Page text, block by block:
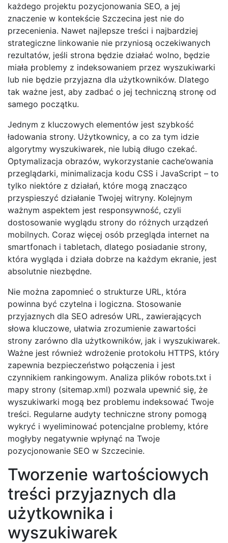
każdego projektu pozycjonowania SEO, a jej
znaczenie w kontekście Szczecina jest nie do
przecenienia. Nawet najlepsze treści i najbardziej
strategiczne linkowanie nie przyniosą oczekiwanych
rezultatów, jeśli strona będzie działać wolno, będzie
miała problemy z indeksowaniem przez wyszukiwarki
lub nie będzie przyjazna dla użytkowników. Dlatego
tak ważne jest, aby zadbać o jej techniczną stronę od
samego początku.
Jednym z kluczowych elementów jest szybkość
ładowania strony. Użytkownicy, a co za tym idzie
algorytmy wyszukiwarek, nie lubią długo czekać.
Optymalizacja obrazów, wykorzystanie cache’owania
przeglądarki, minimalizacja kodu CSS i JavaScript – to
tylko niektóre z działań, które mogą znacząco
przyspieszyć działanie Twojej witryny. Kolejnym
ważnym aspektem jest responsywność, czyli
dostosowanie wyglądu strony do różnych urządzeń
mobilnych. Coraz więcej osób przegląda internet na
smartfonach i tabletach, dlatego posiadanie strony,
która wygląda i działa dobrze na każdym ekranie, jest
absolutnie niezbędne.
Nie można zapomnieć o strukturze URL, która
powinna być czytelna i logiczna. Stosowanie
przyjaznych dla SEO adresów URL, zawierających
słowa kluczowe, ułatwia zrozumienie zawartości
strony zarówno dla użytkowników, jak i wyszukiwarek.
Ważne jest również wdrożenie protokołu HTTPS, który
zapewnia bezpieczeństwo połączenia i jest
czynnikiem rankingowym. Analiza plików robots.txt i
mapy strony (sitemap.xml) pozwala upewnić się, że
wyszukiwarki mogą bez problemu indeksować Twoje
treści. Regularne audyty techniczne strony pomogą
wykryć i wyeliminować potencjalne problemy, które
mogłyby negatywnie wpłynąć na Twoje
pozycjonowanie SEO w Szczecinie.
Tworzenie wartościowych
treści przyjaznych dla
użytkownika i
wyszukiwarek